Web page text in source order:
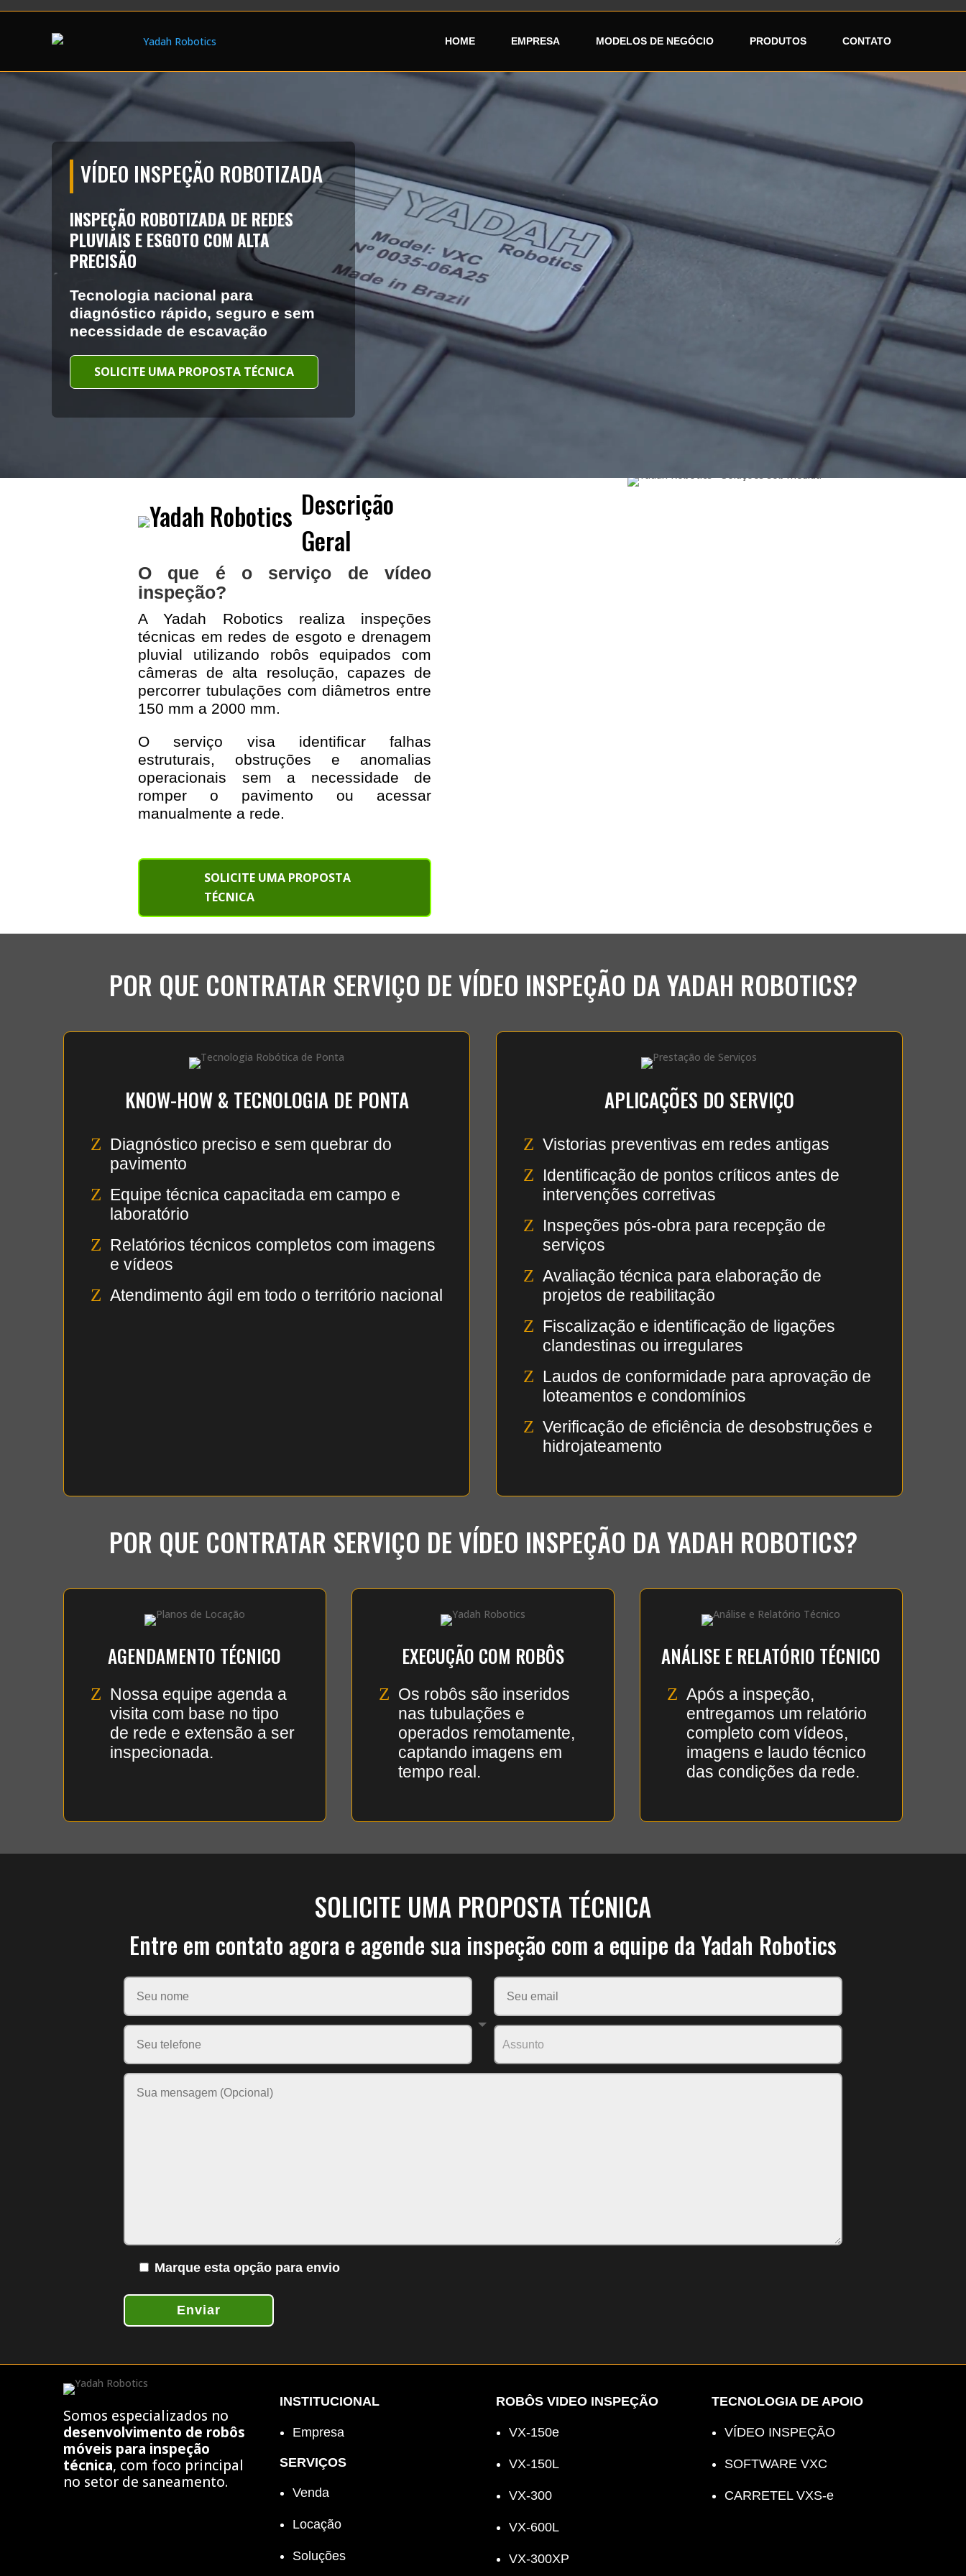
HOME EMPRESA MODELOS DE NEGÓCIO PRODUTOS CONTATO
VÍDEO INSPEÇÃO ROBOTIZADA
INSPEÇÃO ROBOTIZADA DE REDES
PLUVIAIS E ESGOTO COM ALTA
PRECISÃO
Tecnologia nacional para
diagnóstico rápido, seguro e sem
necessidade de escavação
SOLICITE UMA PROPOSTA TÉCNICA
Descrição
Geral
O que é o serviço de vídeo
inspeção?
A Yadah Robotics realiza inspeções
técnicas em redes de esgoto e drenagem
pluvial utilizando robôs equipados com
câmeras de alta resolução, capazes de
percorrer tubulações com diâmetros entre
150 mm a 2000 mm.
O serviço visa identificar falhas
estruturais, obstruções e anomalias
operacionais sem a necessidade de
romper o pavimento ou acessar
manualmente a rede.
SOLICITE UMA PROPOSTA
TÉCNICA
POR QUE CONTRATAR SERVIÇO DE VÍDEO INSPEÇÃO DA YADAH ROBOTICS?
KNOW-HOW & TECNOLOGIA DE PONTA
Z Diagnóstico preciso e sem quebrar do
pavimento
Z Equipe técnica capacitada em campo e
laboratório
Z Relatórios técnicos completos com imagens
e vídeos
Z Atendimento ágil em todo o território nacional
APLICAÇÕES DO SERVIÇO
Z Vistorias preventivas em redes antigas
Z Identificação de pontos críticos antes de
intervenções corretivas
Z Inspeções pós-obra para recepção de
serviços
Z Avaliação técnica para elaboração de
projetos de reabilitação
Z Fiscalização e identificação de ligações
clandestinas ou irregulares
Z Laudos de conformidade para aprovação de
loteamentos e condomínios
Z Verificação de eficiência de desobstruções e
hidrojateamento
POR QUE CONTRATAR SERVIÇO DE VÍDEO INSPEÇÃO DA YADAH ROBOTICS?
AGENDAMENTO TÉCNICO
Z Nossa equipe agenda a
visita com base no tipo
de rede e extensão a ser
inspecionada.
EXECUÇÃO COM ROBÔS
Z Os robôs são inseridos
nas tubulações e
operados remotamente,
captando imagens em
tempo real.
ANÁLISE E RELATÓRIO TÉCNICO
Z Após a inspeção,
entregamos um relatório
completo com vídeos,
imagens e laudo técnico
das condições da rede.
SOLICITE UMA PROPOSTA TÉCNICA
Entre em contato agora e agende sua inspeção com a equipe da Yadah Robotics
Please leave this field empty.
Marque esta opção para envio
Enviar
Somos especializados no
desenvolvimento de robôs
móveis para inspeção
técnica, com foco principal
no setor de saneamento.
INSTITUCIONAL
Empresa
SERVIÇOS
Venda
Locação
Soluções
ROBÔS VIDEO INSPEÇÃO
VX-150e
VX-150L
VX-300
VX-600L
VX-300XP
TECNOLOGIA DE APOIO
VÍDEO INSPEÇÃO
SOFTWARE VXC
CARRETEL VXS-e